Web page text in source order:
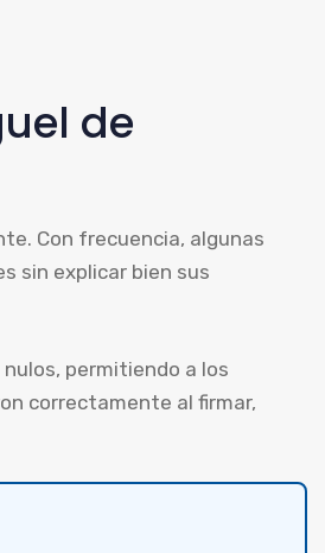
de
Con frecuencia, algunas
sin explicar bien sus
permitiendo a los
correctamente al firmar,